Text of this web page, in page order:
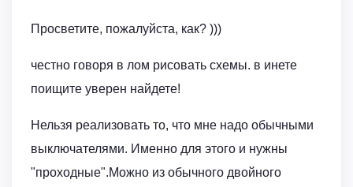
Просветите, пожалуйста, как? )))
честно говоря в лом рисовать схемы. в инете
поищите уверен найдете!
Нельзя реализовать то, что мне надо обычными
выключателями. Именно для этого и нужны
"проходные".Можно из обычного двойного